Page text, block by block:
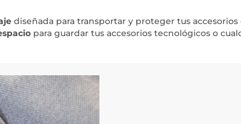
diseñada para transportar y proteger tus accesorios
para guardar tus accesorios tecnológicos o